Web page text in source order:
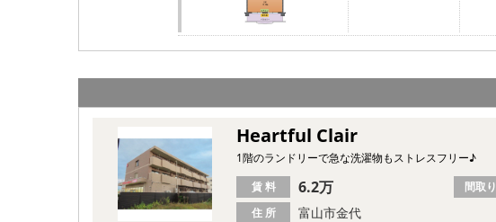
Heartful Clair
1階のランドリーで急な洗濯物もストレスフリー♪
住 所 富山市金代
賃 料 6.2万 間取り